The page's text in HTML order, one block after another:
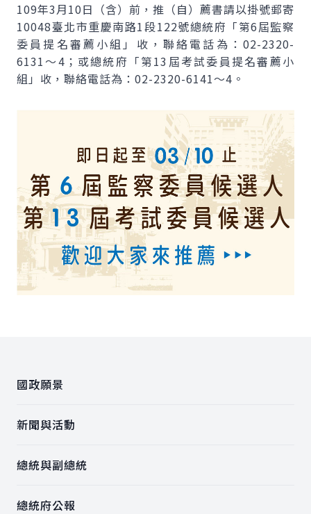
109年3月10日（含）前，推（自）薦書請以掛號郵寄
10048臺北市重慶南路1段122號總統府「第6屆監察
委員提名審薦小組」收，聯絡電話為：02-2320-
6131～4；或總統府「第13屆考試委員提名審薦小
組」收，聯絡電話為：02-2320-6141～4。
國政願景
新聞與活動
總統與副總統
總統府公報